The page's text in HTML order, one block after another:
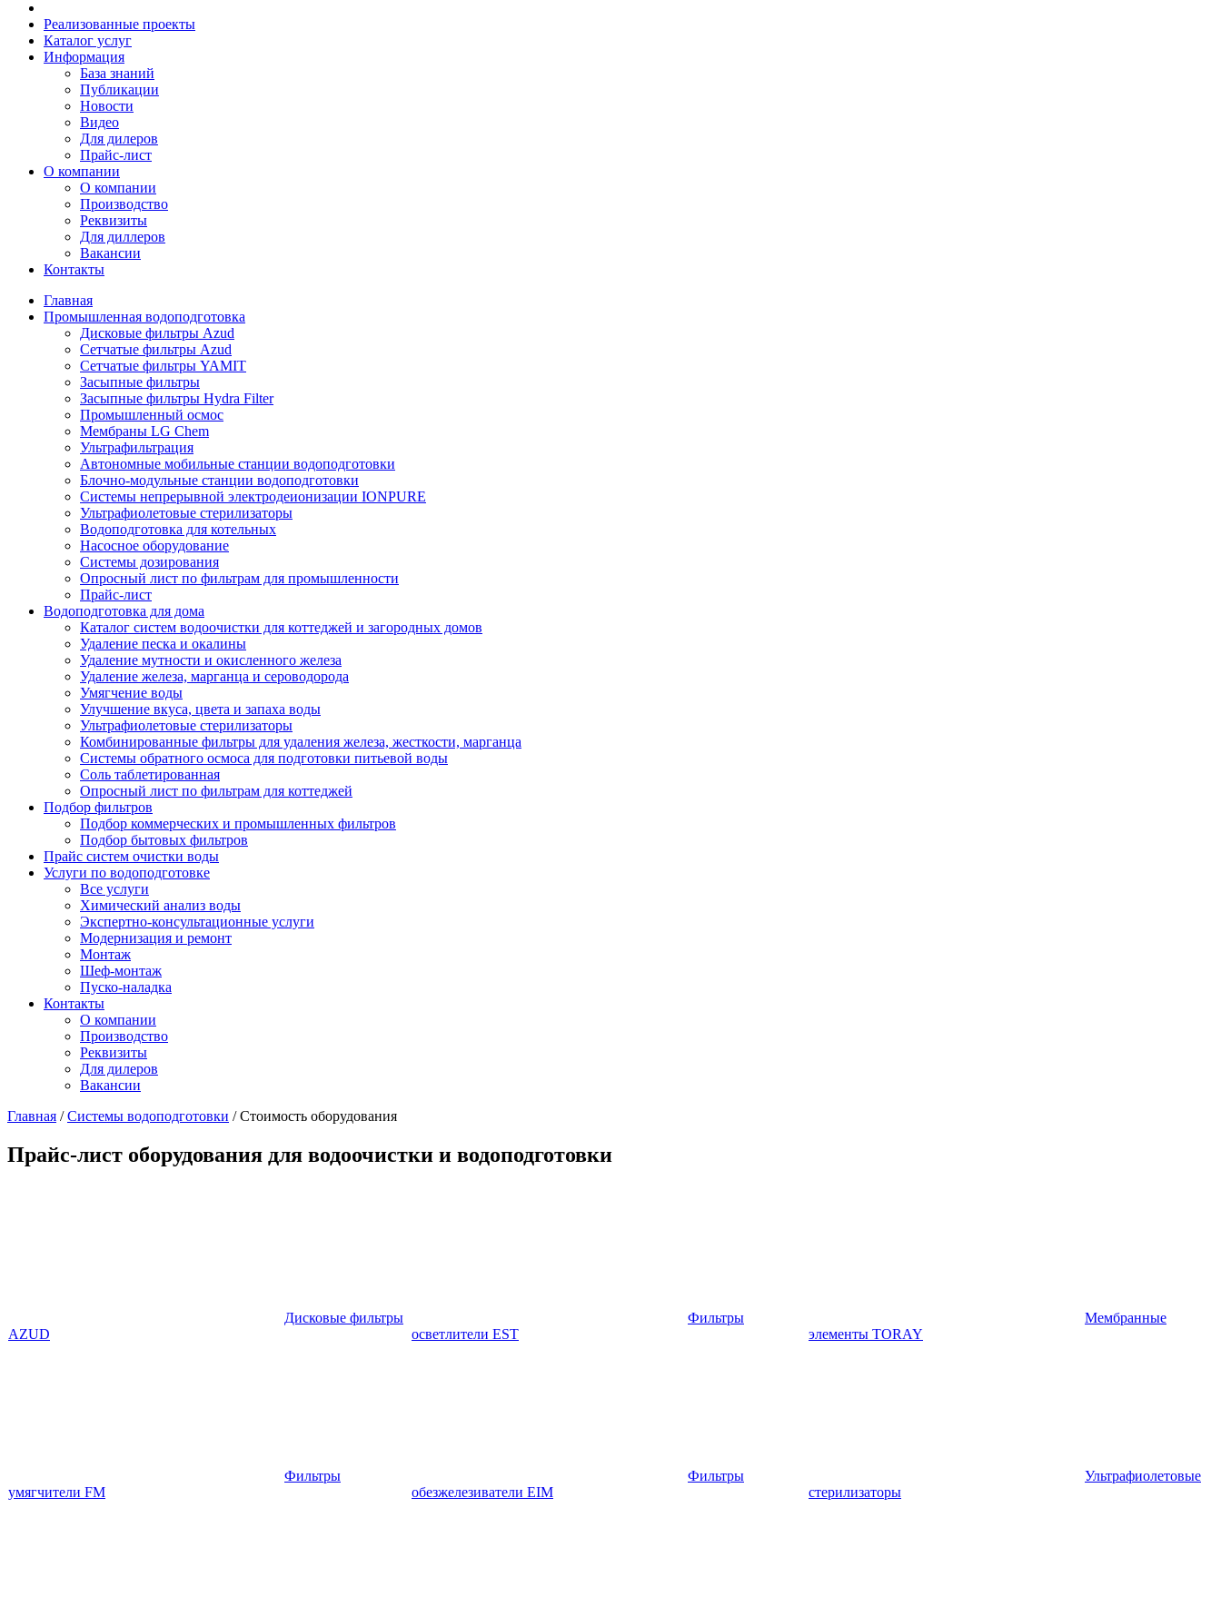
Реализованные проекты
Каталог услуг
Информация
База знаний
Публикации
Новости
Видео
Для дилеров
Прайс-лист
О компании
О компании
Производство
Реквизиты
Для диллеров
Вакансии
Контакты
Главная
Промышленная водоподготовка
Дисковые фильтры Azud
Сетчатые фильтры Azud
Сетчатые фильтры YAMIT
Засыпные фильтры
Засыпные фильтры Hydra Filter
Промышленный осмос
Мембраны LG Chem
Ультрафильтрация
Автономные мобильные станции водоподготовки
Блочно-модульные станции водоподготовки
Системы непрерывной электродеионизации IONPURE
Ультрафиолетовые стерилизаторы
Водоподготовка для котельных
Насосное оборудование
Системы дозирования
Опросный лист по фильтрам для промышленности
Прайс-лист
Водоподготовка для дома
Каталог систем водоочистки для коттеджей и загородных домов
Удаление песка и окалины
Удаление мутности и окисленного железа
Удаление железа, марганца и сероводорода
Умягчение воды
Улучшение вкуса, цвета и запаха воды
Ультрафиолетовые стерилизаторы
Комбинированные фильтры для удаления железа, жесткости, марганца
Системы обратного осмоса для подготовки питьевой воды
Соль таблетированная
Опросный лист по фильтрам для коттеджей
Подбор фильтров
Подбор коммерческих и промышленных фильтров
Подбор бытовых фильтров
Прайс систем очистки воды
Услуги по водоподготовке
Все услуги
Химический анализ воды
Экспертно-консультационные услуги
Модернизация и ремонт
Монтаж
Шеф-монтаж
Пуско-наладка
Контакты
О компании
Производство
Реквизиты
Для дилеров
Вакансии
Главная /Системы водоподготовки /Стоимость оборудования
Прайс-лист оборудования для водоочистки и водоподготовки
Дисковые фильтры
AZUD
Фильтры
осветлители EST
Мембранные
элементы TORAY
Фильтры
умягчители FM
Фильтры
обезжелезиватели EIM
Ультрафиолетовые
стерилизаторы